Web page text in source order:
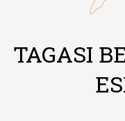
TAGASI